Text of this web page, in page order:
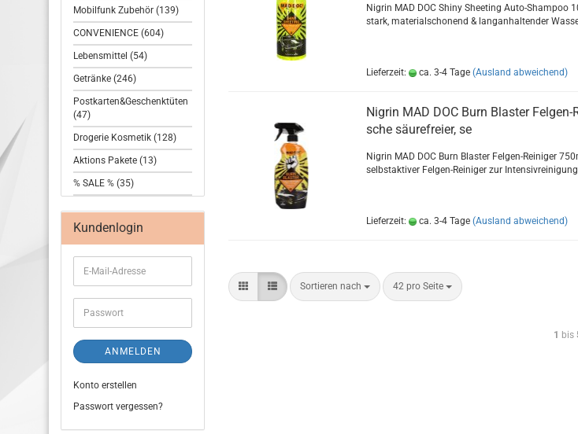
Ni­grin MAD DOC Shiny Shee­ting Auto-​Shampoo
stark, ma­te­ri­al­scho­nend & lang­an­hal­ten­der
Lieferzeit: ca. 3-4 Tage (Ausland abweichend)
Ni­grin MAD DOC Burn Blas­ter
sche säu­re­frei­er, se
Ni­grin MAD DOC Burn Blas­ter Felgen-​Reiniger
selbst­ak­ti­ver Felgen-​Reiniger zur In­ten­siv­rei­ni­gung
Lieferzeit: ca. 3-4 Tage (Ausland abweichend)
Sortieren nach 42 pro Seite
1 bis
Mobilfunk Zubehör (139)
CONVENIENCE (604)
Lebensmittel (54)
Getränke (246)
Postkarten&Geschenktüten
(47)
Drogerie Kosmetik (128)
Aktions Pakete (13)
% SALE % (35)
Kundenlogin
ANMELDEN
Konto erstellen
Passwort vergessen?